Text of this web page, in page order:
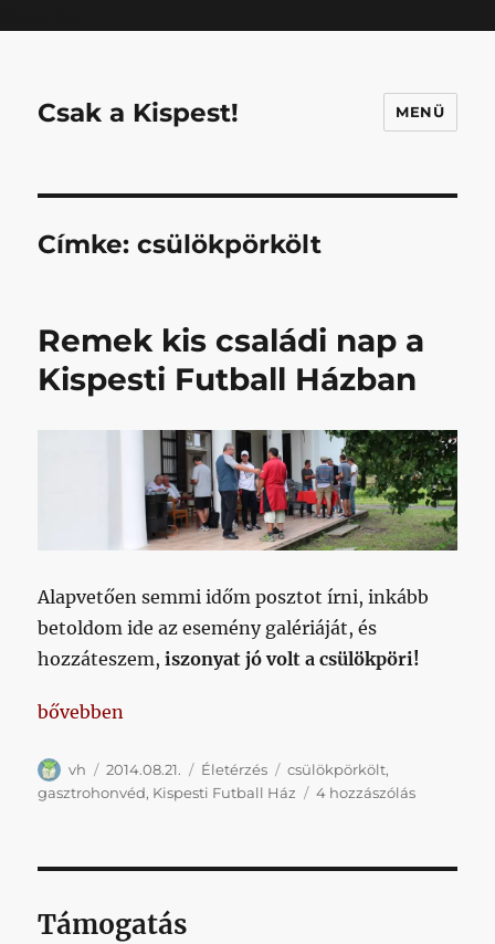
Csak a Kispest! MENÜ
Címke:csülökpörkölt
Remek kis családi nap a
Kispesti Futball Házban
Alapvetően semmi időm posztot írni, inkább
betoldom ide az esemény galériáját, és
hozzáteszem,iszonyat jó volt a csülökpöri!
„Remek kis családi nap a Kispesti Futball Házban”
bővebben
Szerző
vh Közzétéve
2014.08.21. Kategória
Életérzés Címke
csülökpörkölt,
gasztrohonvéd, Kispesti Futball Ház 4 hozzászólásRemek
Támogatás